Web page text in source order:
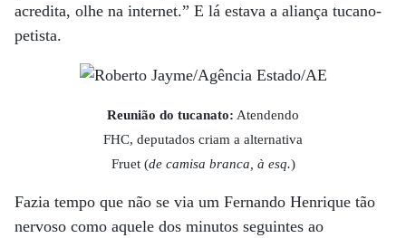
acredita, olhe na internet.” E lá estava a aliança tucano-
petista.
Reunião do tucanato: Atendendo
FHC, deputados criam a alternativa
Fruet (de camisa branca, à esq.)
Fazia tempo que não se via um Fernando Henrique tão
nervoso como aquele dos minutos seguintes ao